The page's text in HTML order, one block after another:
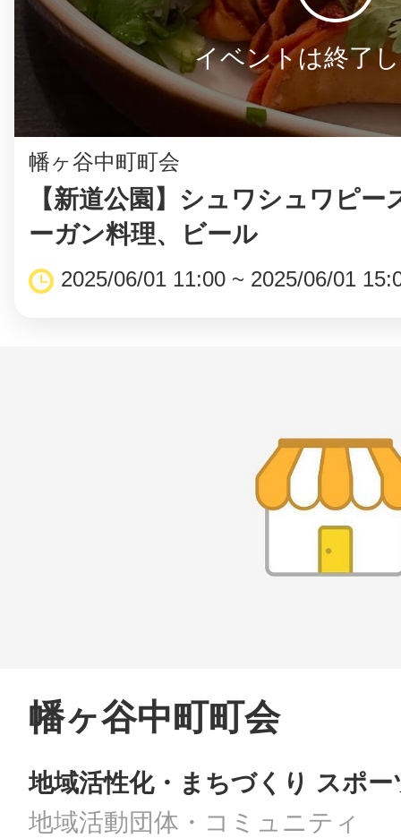
イベントは終了
幡ヶ谷中町町会
【新道公園】シュワシュワピー
ーガン料理、ビール
2025/06/01 11:00 ~ 2025/06/01
幡ヶ谷中町町会
地域活性化・まちづくり スポ
地域活動団体・コミュニティ